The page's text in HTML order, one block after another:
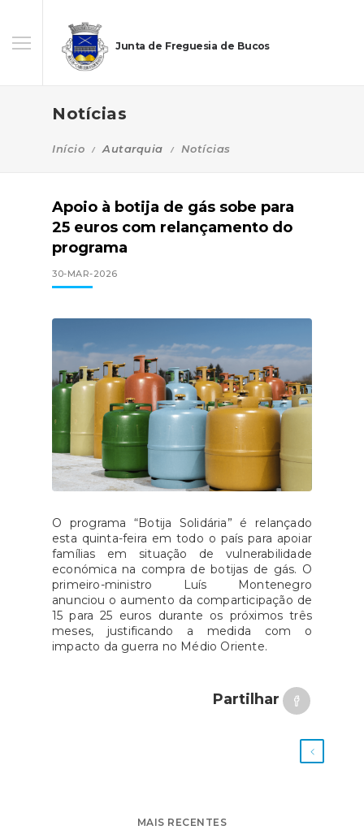
Junta de Freguesia de Bucos
Notícias
Início Autarquia Notícias
Apoio à botija de gás sobe para
25 euros com relançamento do
programa
30-MAR-2026
O programa “Botija Solidária” é relançado
esta quinta-feira em todo o país para apoiar
famílias em situação de vulnerabilidade
económica na compra de botijas de gás. O
primeiro-ministro Luís Montenegro
anunciou o aumento da comparticipação de
15 para 25 euros durante os próximos três
meses, justificando a medida com o
impacto da guerra no Médio Oriente.
Partilhar
MAIS RECENTES